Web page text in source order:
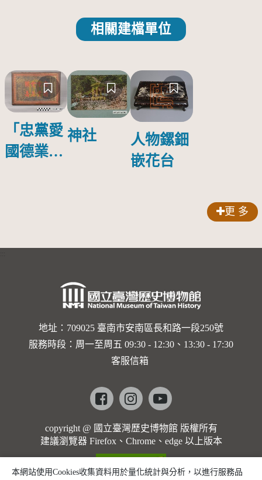
相關建檔單位
「忠黨愛
國德業並
神社
人物鏍鈿
嵌花台
更 多
地址：709025 臺南市安南區長和路一段250號
服務時段：周一至周五 09:30 - 12:30、13:30 - 17:30
客服信箱
Facebookinstagramyoutube
copyright @ 國立臺灣歷史博物館 版權所有
建議瀏覽器 Firefox、Chrome、edge 以上版本
本網站使用Cookies收集資料用於量化統計與分析，以進行服務品